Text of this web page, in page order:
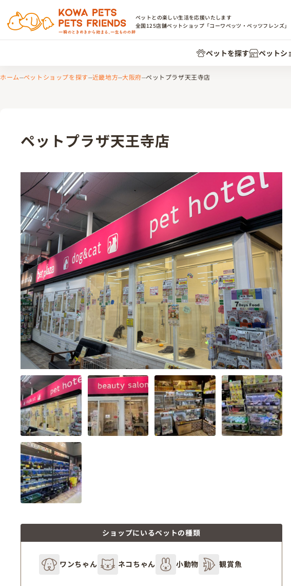
ペットとの楽しい生活を応援いたします
全国125店舗ペットショップ「コーワペッツ・ペッツフレンズ」
ペットを探す ペットシ
ホーム ペットショップを探す 近畿地方 大阪府 ペットプラザ天王寺店
ペットプラザ天王寺店
ショップにいるペットの種類
ワンちゃん ネコちゃん 小動物 観賞魚